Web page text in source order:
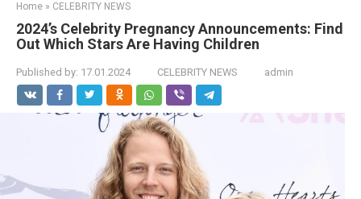
Home » CELEBRITY NEWS
2024’s Celebrity Pregnancy Announcements: Find
Out Which Stars Are Having Children
Published by: 17.01.2024 CELEBRITY NEWS admin